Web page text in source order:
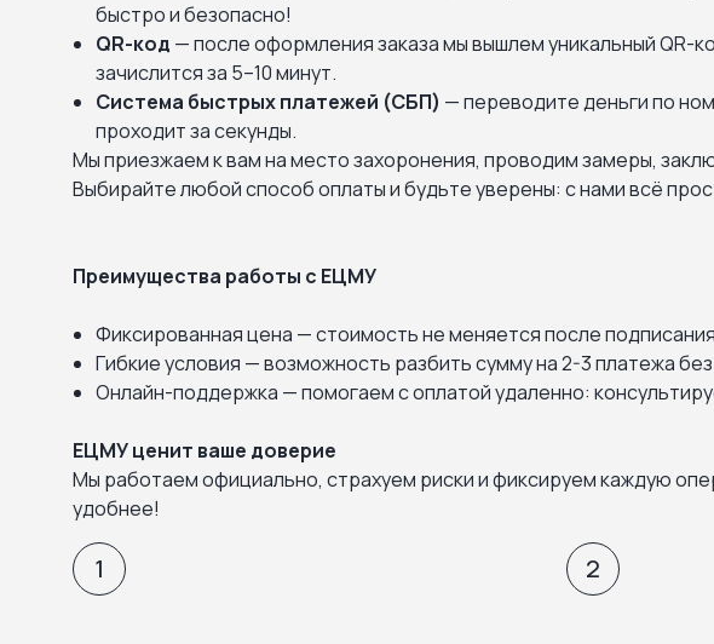
быстро и безопасно!
QR-код — после оформления заказа мы вышлем уникальный QR-
зачислится за 5–10 минут.
Система быстрых платежей (СБП) — переводите деньги по
проходит за секунды.
Мы приезжаем к вам на место захоронения, проводим замеры,
Выбирайте любой способ оплаты и будьте уверены: с нами всё
Преимущества работы с ЕЦМУ
Фиксированная цена — стоимость не меняется после
Гибкие условия — возможность разбить сумму на 2-3 платежа
Онлайн-поддержка — помогаем с оплатой удаленно:
ЕЦМУ ценит ваше доверие
Мы работаем официально, страхуем риски и фиксируем каждую
удобнее!
1 2